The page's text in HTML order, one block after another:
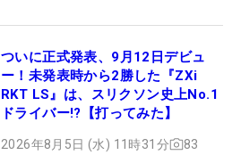
ついに正式発表、9月12日デビュ
ー！未発表時から2勝した『ZXi
RKT LS』は、スリクソン史上No.1
ドライバー!?【打ってみた】
2026年8月5日 (水) 11時31分 83